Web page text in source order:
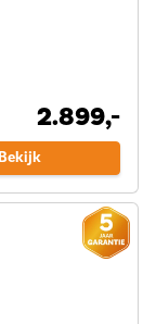
2.899,-
Bekijk